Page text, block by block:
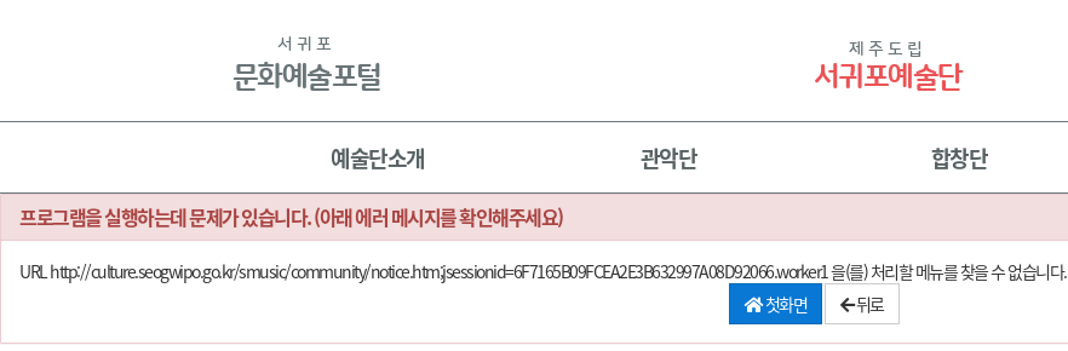
서귀포
문화예술포털
제주도립
서귀포예술단
주메뉴
예술단소개 관악단 합창단
프로그램을 실행하는데 문제가 있습니다. (아래 에러 메시지를 확인해주세요)
URL http://culture.seogwipo.go.kr/smusic/community/notice.htm;jsessionid=6F7165B09FCEA2E3B632997A08D92066.worker1 을(를) 처리할 메뉴를 찾을 수 없습니다.
첫화면
뒤로